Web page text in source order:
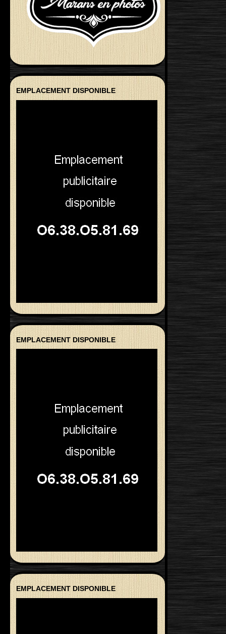
EMPLACEMENT DISPONIBLE
EMPLACEMENT DISPONIBLE
EMPLACEMENT DISPONIBLE